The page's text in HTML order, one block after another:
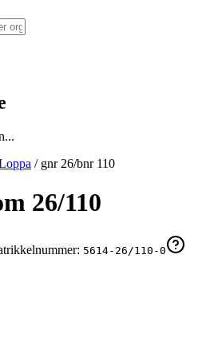
/ gnr 26/bnr 110
26/110
5614-26/110-0